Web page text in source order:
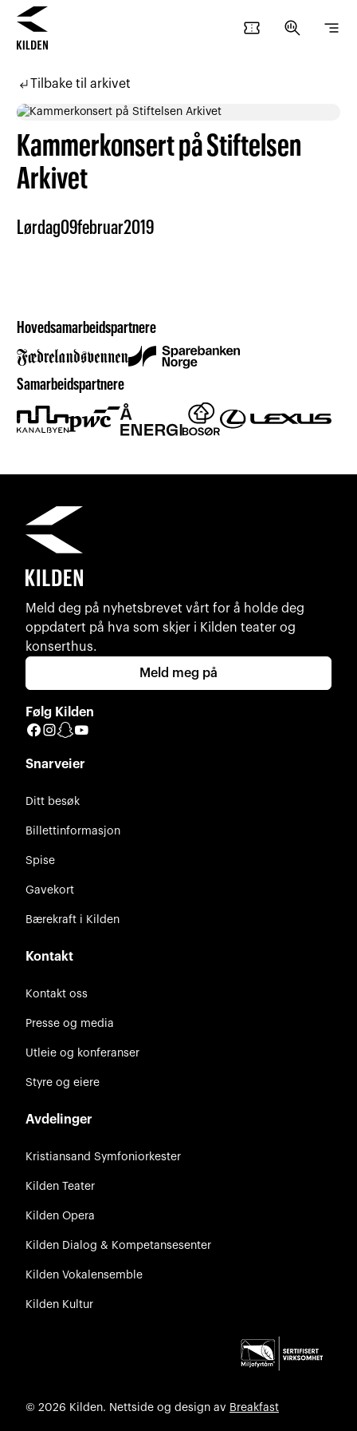
confirmation_number search_insights segment
subdirectory_arrow_leftTilbake til arkivet
Kammerkonsert på Stiftelsen
Arkivet
Lørdag09februar2019
Hovedsamarbeidspartnere
Samarbeidspartnere
Meld deg på nyhetsbrevet vårt for å holde deg
oppdatert på hva som skjer i Kilden teater og
konserthus.
Meld meg på
Følg Kilden
Facebook
Instagram
Snapchat
Snarveier
Ditt besøk
Billettinformasjon
Spise
Gavekort
Bærekraft i Kilden
Kontakt
Kontakt oss
Presse og media
Utleie og konferanser
Styre og eiere
Avdelinger
Kristiansand Symfoniorkester
Kilden Teater
Kilden Opera
Kilden Dialog & Kompetansesenter
Kilden Vokalensemble
Kilden Kultur
© 2026 Kilden. Nettside og design av Breakfast